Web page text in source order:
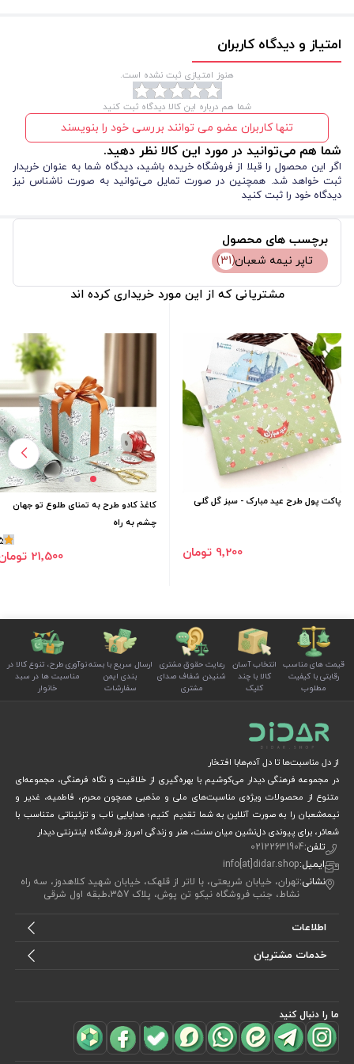
تذکر به امام عصر عج با نوشته یا تصویر سازی زیبای کودکانه تولید
ولادت امیرالمومنین (ع)، جشن عبادت و تولد کودکان و دیگر اعیاد
مذهبی و تولد معصومین (ع) استفاده کرد. این تاپرها بستر خوب
یادآوری کوتاه به کودکان نسبت به انتقال مفاهیم بلند دینی می باشد.
نوع بسته بندی
سلفون
دایره
امتیاز و دیدگاه کاربران
هنوز امتیازی ثبت نشده است.
شما هم درباره این کالا دیدگاه ثبت کنید
تنها کاربران عضو می توانند بررسی خود را بنویسند
شما هم می‌توانید در مورد این کالا نظر دهید.
اگر این محصول را قبلا از فروشگاه خریده باشید، دیدگاه شما به عنوان خریدار
ثبت خواهد شد. همچنین در صورت تمایل می‌توانید به صورت ناشناس نیز
دیدگاه خود را ثبت کنید
برچسب های محصول
تاپر نیمه شعبان(31)
مشتریانی که از این مورد خریداری کرده اند
پاکت پول طرح عید مبارک - سبز گل گلی
9٬200 تومان
کاغذ کادو طرح به تمنای طلوع تو جهان
چشم به راه
21٬500 تومان
قیمت های مناسب
رقابتی با کیفیت
مطلوب
انتخاب آسان
کالا با چند
کلیک
رعایت حقوق مشتری
شنیدن شفاف صدای
مشتری
ارسال سریع با بسته
بندی ایمن
سفارشات
نوآوری طرح، تنوع کالا در
مناسبت ها در سبد
خانوار
از دل مناسبت‌ها تا دل آدم‌هابا افتخار
در مجموعه فرهنگی دیدار می‌کوشیم با بهره‌گیری از خلاقیت و نگاه فرهنگی، مجموعه‌ای
متنوع از محصولات ویژه‌ی مناسبت‌های ملی و مذهبی همچون محرم، فاطمیه، غدیر و
نیمه‌شعبان را به صورت آنلاین به شما تقدیم کنیم؛ هدایایی ناب و تزئیناتی متناسب با
شعائر، برای پیوندی دل‌نشین میان سنت، هنر و زندگی امروز.فروشگاه اینترنتی دیدار
تلفن:02122631904
ایمیل:info[at]didar.shop
نشانی:تهران، خیابان شریعتی، با لاتر از قلهک، خیابان شهید کلاهدوز، سه راه
نشاط، جنب فروشگاه نیکو تن پوش، پلاک 357،طبقه اول شرقی
اطلاعات
خدمات مشتریان
ما را دنبال کنید